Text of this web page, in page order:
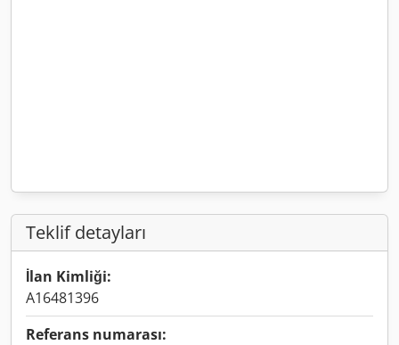
Teklif detayları
İlan Kimliği:
A16481396
Referans numarası: